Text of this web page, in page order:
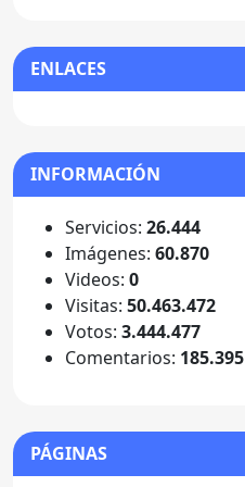
ENLACES
INFORMACIÓN
Servicios: 26.444
Imágenes: 60.870
Videos: 0
Visitas: 50.463.472
Votos: 3.444.477
Comentarios: 185.395
PÁGINAS